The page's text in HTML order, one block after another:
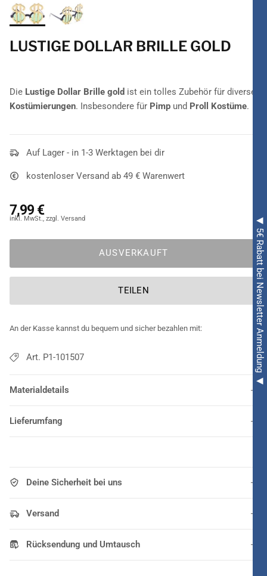
◀ 5€ Rabatt bei Newsletter Anmeldung ◀
LUSTIGE DOLLAR BRILLE GOLD
Die Lustige Dollar Brille gold ist ein tolles Zubehör für diverse
Kostümierungen. Insbesondere für Pimp und Proll Kostüme.
Auf Lager - in 1-3 Werktagen bei dir
kostenloser Versand ab 49 € Warenwert
7,99 €
AUSVERKAUFT
TEILEN
An der Kasse kannst du bequem und sicher bezahlen mit:
Art. P1-101507
Materialdetails
Lieferumfang
Deine Sicherheit bei uns
Versand
Rücksendung und Umtausch